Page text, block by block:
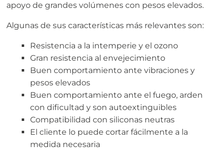
apoyo de grandes volúmenes con pesos elevados.
Algunas de sus características más relevantes son:
Resistencia a la intemperie y el ozono
Gran resistencia al envejecimiento
Buen comportamiento ante vibraciones y
pesos elevados
Buen comportamiento ante el fuego, arden
con dificultad y son autoextinguibles
Compatibilidad con siliconas neutras
El cliente lo puede cortar fácilmente a la
medida necesaria